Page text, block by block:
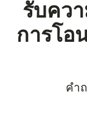
รับคว
การโอน
คำ